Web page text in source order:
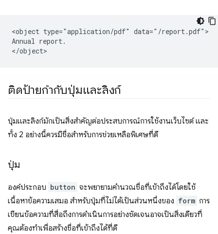
<object type="application/pdf" data="/report.pdf">
Annual report.
ติดป้ายกำกับปุ่มและลิงก์
ปุ่มและลิงก์มักเป็นสิ่งสำคัญต่อประสบการณ์การใช้งานเว็บไซต์ และ
ทั้ง 2 อย่างนี้ควรมีชื่อสำหรับการช่วยเหลือพิเศษที่ดี
ปุ่ม
องค์ประกอบ button จะพยายามคำนวณชื่อที่เข้าถึงได้โดยใช้
เนื้อหาข้อความเสมอ สำหรับปุ่มที่ไม่ได้เป็นส่วนหนึ่งของ form การ
เขียนข้อความที่สื่อถึงการดำเนินการอย่างชัดเจนอาจเป็นสิ่งเดียวที่
คุณต้องทำเพื่อสร้างชื่อที่เข้าถึงได้ที่ดี